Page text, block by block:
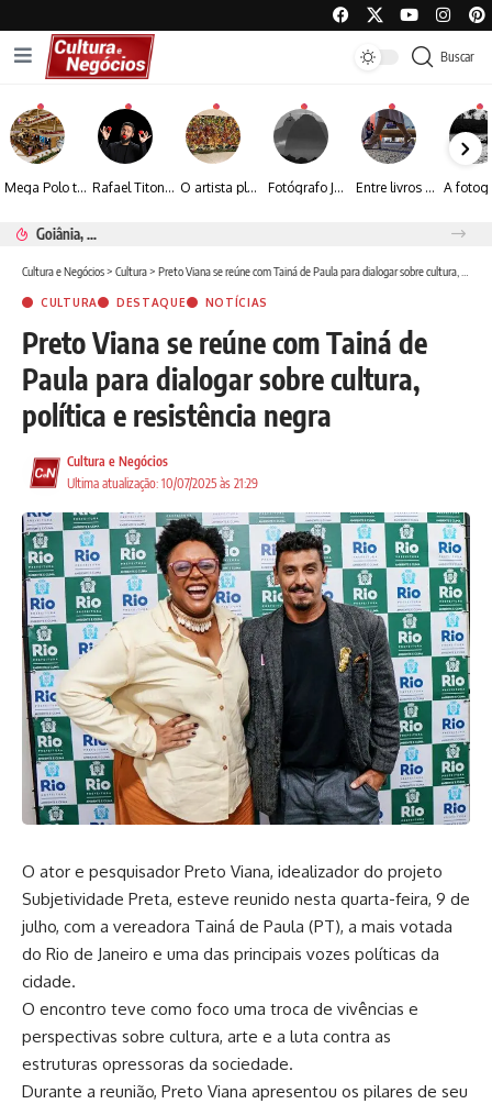
Buscar
Mega Polo transforma lançamento de coleção em plataforma nacional de negócios e projeta crescimento de mais de 15% Rafael Titonelly leva magia e acolhimento a crianças em tratamento oncológico em Juiz de Fora O artista plástico Jorge Luiz transforma sustentabilidade e criatividade em arte contemporânea Fotógrafo José Roberto apresenta um olhar sensível sobre arquitetura, formas e luz na fotografia Entre livros e fotografia autoral, Sebastião Reis consolida uma trajetória marcada pelo olhar artístico
Renato Seerig e a poesia da natureza iluminada pela lua
Cultura e Negócios> Cultura> Preto Viana se reúne com Tainá de Paula para dialogar sobre cultura, política e resistência negra
CULTURA DESTAQUE NOTÍCIAS
Preto Viana se reúne com Tainá de
Paula para dialogar sobre cultura,
política e resistência negra
Ultima atualização: 10/07/2025 às 21:29
Cultura e Negócios
O ator e pesquisador Preto Viana, idealizador do projeto
Subjetividade Preta, esteve reunido nesta quarta-feira, 9 de
julho, com a vereadora Tainá de Paula (PT), a mais votada
do Rio de Janeiro e uma das principais vozes políticas da
cidade.
O encontro teve como foco uma troca de vivências e
perspectivas sobre cultura, arte e a luta contra as
estruturas opressoras da sociedade.
Durante a reunião, Preto Viana apresentou os pilares de seu